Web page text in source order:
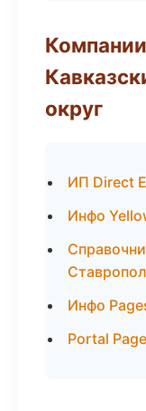
округ
ИП Direct
Инфо
Инфо
Portal